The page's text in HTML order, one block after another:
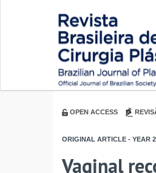
OPEN ACCESS
ORIGINAL ARTICLE - YEAR
Vaginal